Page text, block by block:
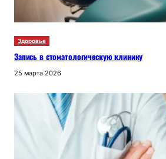
Здоровье
Запись в стоматологическую клинику
25 марта 2026